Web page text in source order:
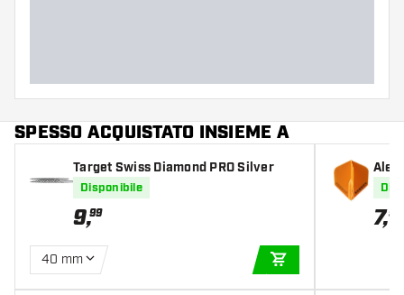
SPESSO ACQUISTATO INSIEME A
Target Swiss Diamond PRO Silver
Disponibile
9,99
40 mm
7,95